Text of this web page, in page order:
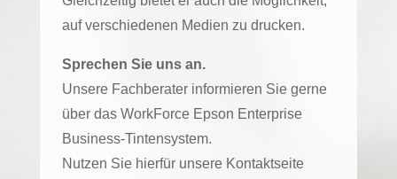
auf verschiedenen Medien zu drucken.
Sprechen Sie uns an.
Unsere Fachberater informieren Sie gerne
über das WorkForce Epson Enterprise
Business-Tintensystem.
Nutzen Sie hierfür unsere Kontaktseite